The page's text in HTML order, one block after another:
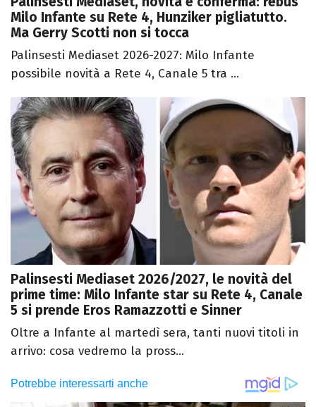
Milo Infante su Rete 4, Hunziker pigliatutto.
Ma Gerry Scotti non si tocca
Palinsesti Mediaset 2026-2027: Milo Infante
possibile novità a Rete 4, Canale 5 tra ...
Palinsesti Mediaset 2026/2027, le novità del
prime time: Milo Infante star su Rete 4, Canale
5 si prende Eros Ramazzotti e Sinner
Oltre a Infante al martedì sera, tanti nuovi titoli in
arrivo: cosa vedremo la pross...